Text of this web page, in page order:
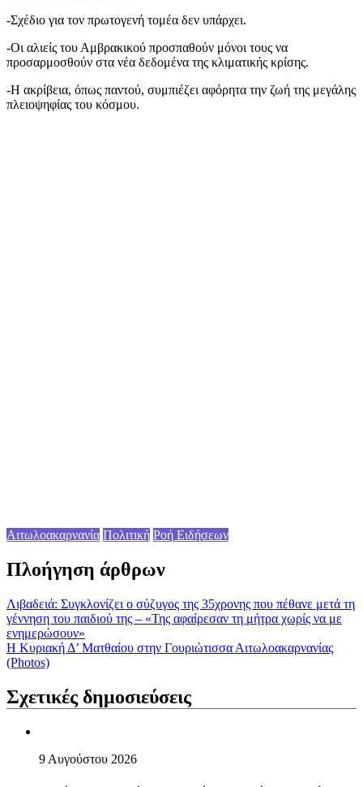
-Σχέδιο για τον πρωτογενή τομέα δεν υπάρχει.
-Οι αλιείς του Αμβρακικού προσπαθούν μόνοι τους να
προσαρμοσθούν στα νέα δεδομένα της κλιματικής κρίσης.
-Η ακρίβεια, όπως παντού, συμπιέζει αφόρητα την ζωή της μεγάλης
πλειοψηφίας του κόσμου.
Αιτωλοακαρνανία Πολιτική Ροή Ειδήσεων
Πλοήγηση άρθρων
Λιβαδειά: Συγκλονίζει ο σύζυγος της 35χρονης που πέθανε μετά τη
γέννηση του παιδιού της – «Της αφαίρεσαν τη μήτρα χωρίς να με
ενημερώσουν»
Η Κυριακή Δ’ Ματθαίου στην Γουριώτισσα Αιτωλοακαρνανίας
(Photos)
Σχετικές δημοσιεύσεις
9 Αυγούστου 2026